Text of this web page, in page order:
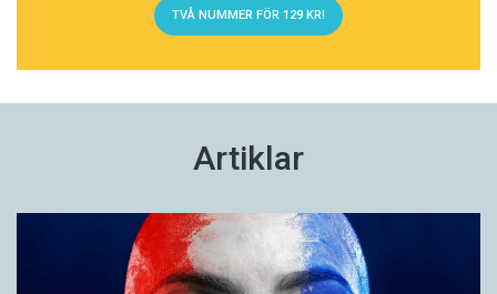
TVÅ NUMMER FÖR 129 KR!
Artiklar